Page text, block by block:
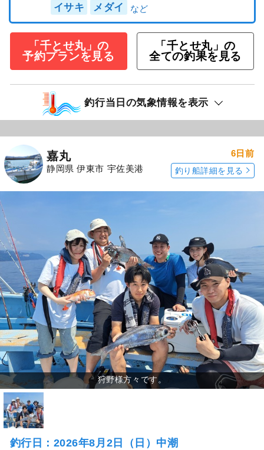
イサキ メダイ
「千とせ丸」の
予約プランを見る
「千とせ丸」の
全ての釣果を見る
釣行当日の気象情報を表示
嘉丸
静岡県 伊東市 宇佐美港
6日前
釣り船詳細を見る
釣行日：2026年8月2日（日）中潮